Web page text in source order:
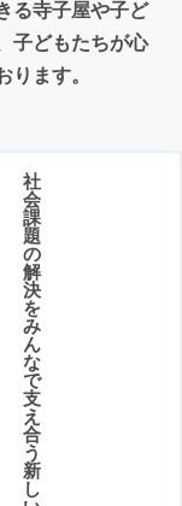
る寺子屋や子ど
子どもたちが心
ます。
社
会
課
題
の
解
決
を
み
ん
な
で
支
え
合
う
新
し